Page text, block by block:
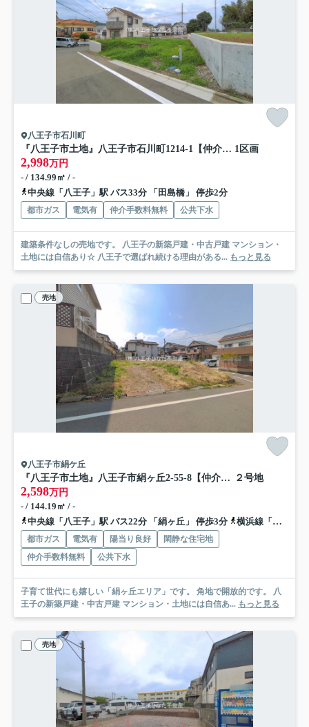
八王子市石川町
『八王子市土地』八王子市石川町1214-1【仲介手数料無料】 1区画
2,998万円
- / 134.99㎡ / -
中央線「八王子」駅 バス33分 「田島橋」 停歩2分
都市ガス 電気有 仲介手数料無料 公共下水
建築条件なしの売地です。 八王子の新築戸建・中古戸建 マンション・
土地には自信あり☆ 八王子で選ばれ続ける理由がある... もっと見る
売地
八王子市絹ケ丘
『八王子市土地』八王子市絹ヶ丘2-55-8【仲介手数料無料】 ２号地
2,598万円
- / 144.19㎡ / -
中央線「八王子」駅 バス22分 「絹ヶ丘」 停歩3分
横浜線「八王子」駅 バス22分 「絹ヶ丘」 停歩3分
都市ガス 電気有 陽当り良好
閑静な住宅地
仲介手数料無料
公共下水
子育て世代にも嬉しい「絹ヶ丘エリア」です。 角地で開放的です。 八
王子の新築戸建・中古戸建 マンション・土地には自信あ... もっと見る
売地